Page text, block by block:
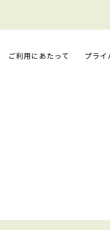
ご利用にあたって プライ